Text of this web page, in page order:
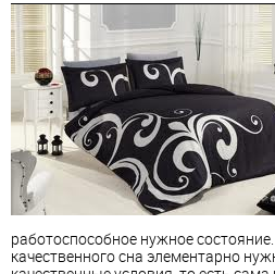
работоспособное нужное
качественного сна элементарно